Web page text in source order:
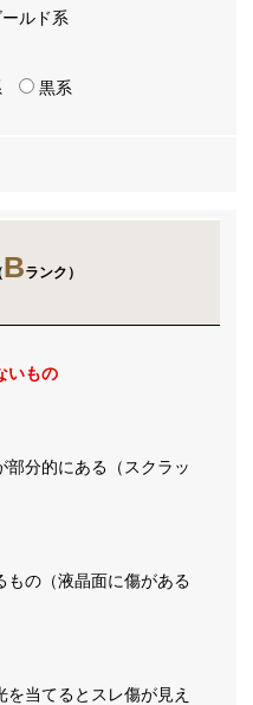
ールド系
黒系
Bランク）
いもの
分的にある（スクラッ
もの（液晶面に傷がある
当てるとスレ傷が見え